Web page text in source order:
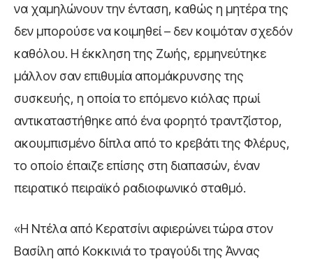
να χαμηλώνουν την ένταση, καθώς η μητέρα της
δεν μπορούσε να κοιμηθεί – δεν κοιμόταν σχεδόν
καθόλου. Η έκκληση της Ζωής, ερμηνεύτηκε
μάλλον σαν επιθυμία απομάκρυνσης της
συσκευής, η οποία το επόμενο κιόλας πρωί
αντικαταστήθηκε από ένα φορητό τραντζίστορ,
ακουμπισμένο δίπλα από το κρεβάτι της Φλέρυς,
το οποίο έπαιζε επίσης στη διαπασών, έναν
πειρατικό πειραϊκό ραδιοφωνικό σταθμό.
«Η Ντέλα από Κερατσίνι αφιερώνει τώρα στον
Βασίλη από Κοκκινιά το τραγούδι της Άννας